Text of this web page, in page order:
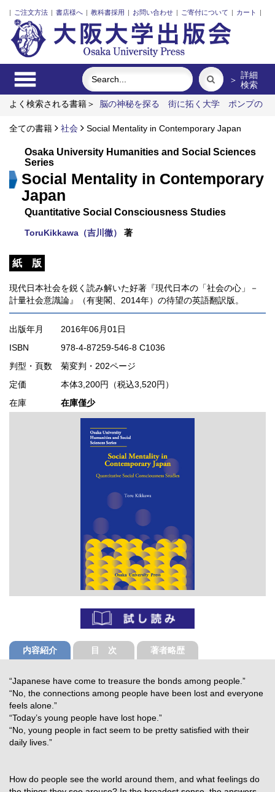
| ご注文方法 | 書店様へ | 教科書採用 | お問い合わせ | ご寄付について | カート |
＞ 詳細
検索
よく検索される書籍＞
脳の神秘を探る 街に拓く大学
ポンプの
マと粒子ビーム
全ての書籍 社会 Social Mentality in Contemporary Japan
Osaka University Humanities and Social Sciences
Series
Social Mentality in Contemporary
Japan
Quantitative Social Consciousness Studies
ToruKikkawa（吉川徹） 著
紙 版
現代日本社会を鋭く読み解いた好著『現代日本の「社会の心」－
計量社会意識論』（有斐閣、2014年）の待望の英語翻訳版。
出版年月
2016年06月01日
ISBN
978-4-87259-546-8 C1036
判型・頁数 菊変判・202ページ
定価
本体3,200円（税込3,520円）
在庫
在庫僅少
内容紹介 目 次 著者略歴
“Japanese have come to treasure the bonds among people.”
“No, the connections among people have been lost and everyone
feels alone.”
“Today’s young people have lost hope.”
“No, young people in fact seem to be pretty satisfied with their
daily lives.”
How do people see the world around them, and what feelings do